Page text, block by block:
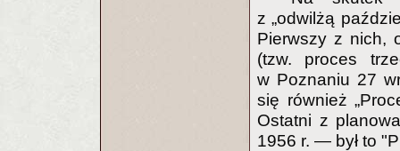
z „odwilżą
Pierwszy z nich,
(tzw. proces
w Poznaniu 27
się również
Ostatni z
1956 r. — był to